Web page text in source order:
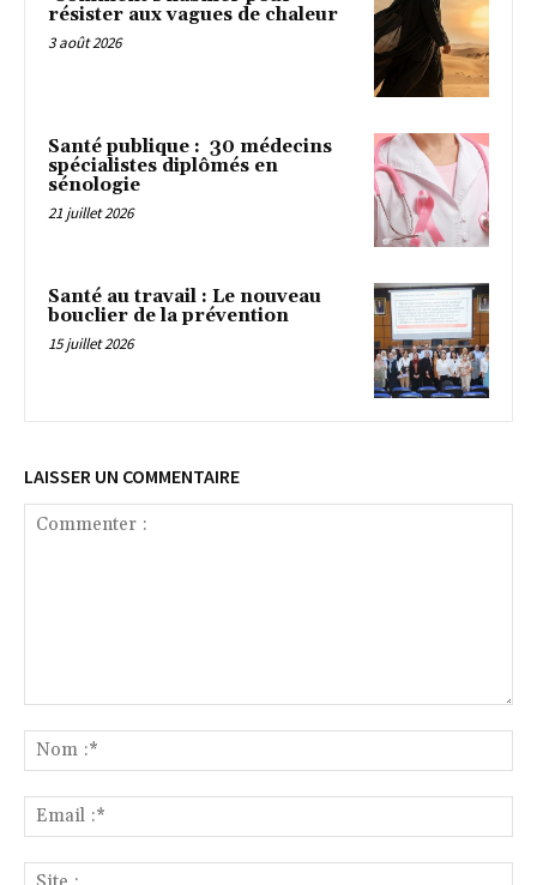
résister aux vagues de chaleur
3 août 2026
Santé publique : 30 médecins
spécialistes diplômés en
sénologie
21 juillet 2026
Santé au travail : Le nouveau
bouclier de la prévention
15 juillet 2026
LAISSER UN COMMENTAIRE
:*
:*